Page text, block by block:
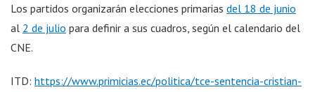
Los partidos organizarán elecciones primarias del 18 de junio
al 2 de julio para definir a sus cuadros, según el calendario del
CNE.
ITD: https://www.primicias.ec/politica/tce-sentencia-cristian-